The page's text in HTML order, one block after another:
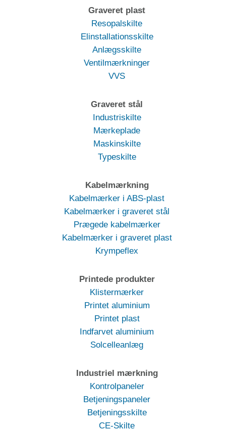
Graveret plast
Resopalskilte
Elinstallationsskilte
Anlægsskilte
Ventilmærkninger
VVS
Graveret stål
Industriskilte
Mærkeplade
Maskinskilte
Typeskilte
Kabelmærkning
Kabelmærker i ABS-plast
Kabelmærker i graveret stål
Prægede kabelmærker
Kabelmærker i graveret plast
Krympeflex
Printede produkter
Klistermærker
Printet aluminium
Printet plast
Indfarvet aluminium
Solcelleanlæg
Industriel mærkning
Kontrolpaneler
Betjeningspaneler
Betjeningsskilte
CE-Skilte